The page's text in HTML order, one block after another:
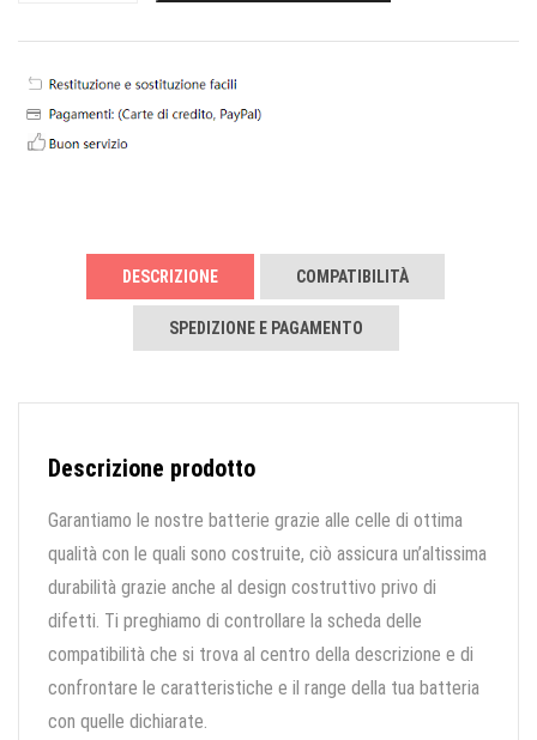
DESCRIZIONE COMPATIBILITÀ
SPEDIZIONE E PAGAMENTO
Descrizione prodotto
Garantiamo le nostre batterie grazie alle celle di ottima
qualità con le quali sono costruite, ciò assicura un’altissima
durabilità grazie anche al design costruttivo privo di
difetti. Ti preghiamo di controllare la scheda delle
compatibilità che si trova al centro della descrizione e di
confrontare le caratteristiche e il range della tua batteria
con quelle dichiarate.